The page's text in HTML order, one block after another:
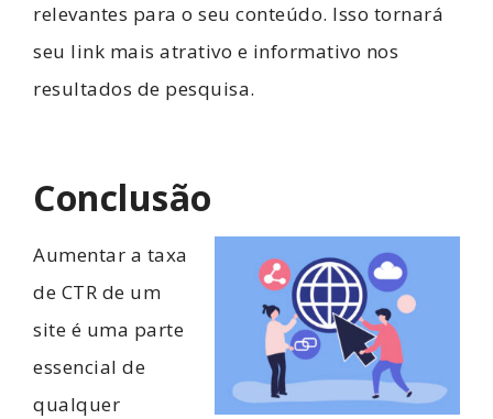
relevantes para o seu conteúdo. Isso tornará
seu link mais atrativo e informativo nos
resultados de pesquisa.
Conclusão
Aumentar a taxa
de CTR de um
site é uma parte
essencial de
qualquer